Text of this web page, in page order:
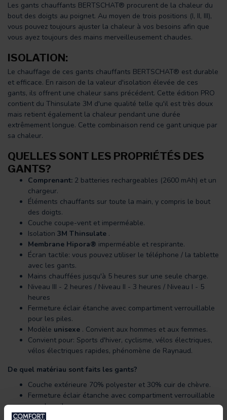
Les gants chauffants BERTSCHAT® procurent de la chaleur du
bout des doigts au poignet. Au moyen de trois positions (I, II, III),
vous pouvez toujours ajuster la chaleur à vos besoins afin que
vous ayez toujours des mains merveilleusement chaudes.
ISOLATION:
Le chauffage de ces gants chauffants BERTSCHAT® est durable
et efficace. En raison de la valeur d'isolation élevée de ces
gants, ils offrent une chaleur sans précédent. Cette édition PRO
contient du Thinsulate 3M d'une qualité telle qu'il est très doux
mais retient également la chaleur pendant une durée
extrêmement longue. Cette combinaison rend ce gant unique par
sa chaleur.
QUELLES SONT LES PROPRIÉTÉS DES
GANTS?
Comprenant: 2 batteries rechargeables (2600 mAh) et un
chargeur.
Éléments chauffants sur toute la main, y compris le bout
des doigts.
Couche coupe-vent et imperméable.
Isolation 3M Thinsulate .
Membrane Hipora® imperméable et respirante.
Écran tactile: vous pouvez utiliser le téléphone / la tablette
avec les gants.
Mains chauffées jusqu'à 5 heures sur une seule charge.
Niveau III - 2 heures / Niveau II - 3 heures / Niveau I - 5
heures
Fermeture éclair étanche avec compartiment verrouillable
pour les piles.
Modèle unisexe . Convient aux hommes et aux femmes.
Convient pour: Sports d'hiver, cyclisme, vélos électriques,
vélos électriques rapides, phénomène de Raynaud.
De quel matériau sont faits les gants?
Couche extérieure 70% polyester et 30% cuir de chèvre.
Fermeture éclair étanche avec compartiment verrouillable
pour les piles.